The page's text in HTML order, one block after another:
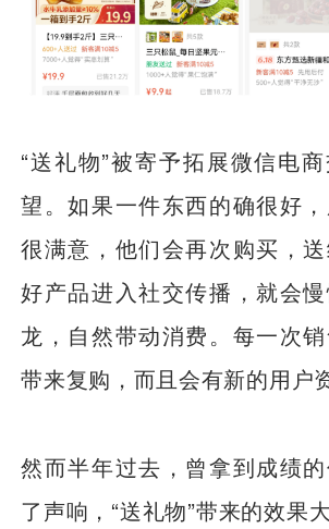
“送礼物”被寄予拓展微信电
望。如果一件东西的确很好
很满意，他们会再次购买，
好产品进入社交传播，就会
龙，自然带动消费。每一次
带来复购，而且会有新的用户
然而半年过去，曾拿到成绩
了声响，“送礼物”带来的效果